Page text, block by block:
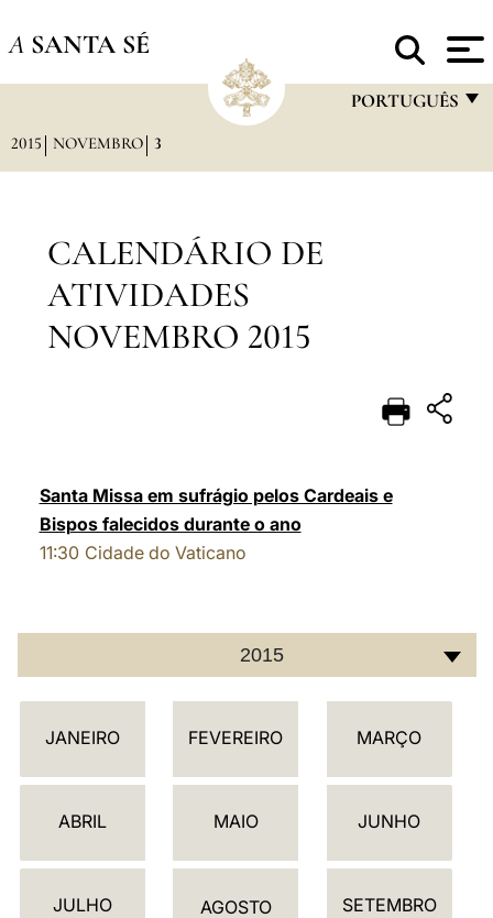
A SANTA SÉ
PORTUGUÊS
POLSKI
中文
2015 NOVEMBRO 3
CALENDÁRIO DE
ATIVIDADES
NOVEMBRO 2015
Santa Missa em sufrágio pelos Cardeais e
Bispos falecidos durante o ano
11:30 Cidade do Vaticano
2015
C
L
D
JANEIRO FEVEREIRO MARÇO
ABRIL MAIO JUNHO
JULHO AGOSTO SETEMBRO